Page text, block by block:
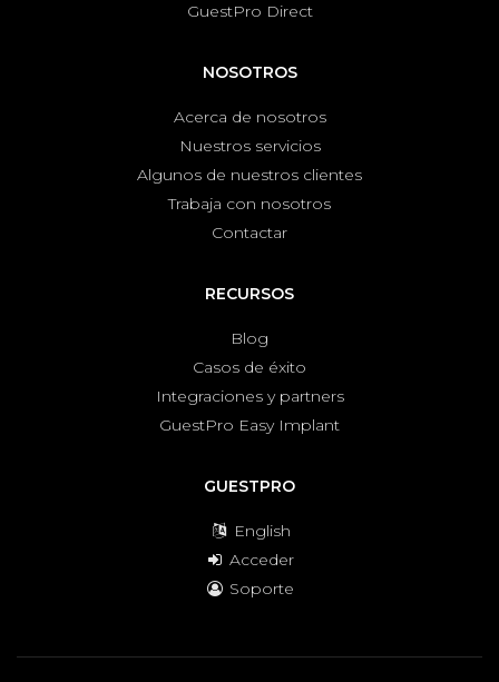
GuestPro Direct
NOSOTROS
Acerca de nosotros
Nuestros servicios
Algunos de nuestros clientes
Trabaja con nosotros
Contactar
RECURSOS
Blog
Casos de éxito
Integraciones y partners
GuestPro Easy Implant
GUESTPRO
English
Acceder
Soporte